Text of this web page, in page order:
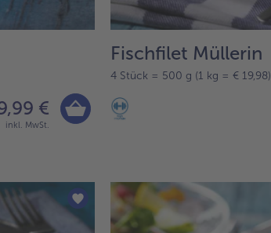
€
inkl. MwSt.
Fischfilet Müllerin
4 Stück = 500 g (1 kg = € 19,98)